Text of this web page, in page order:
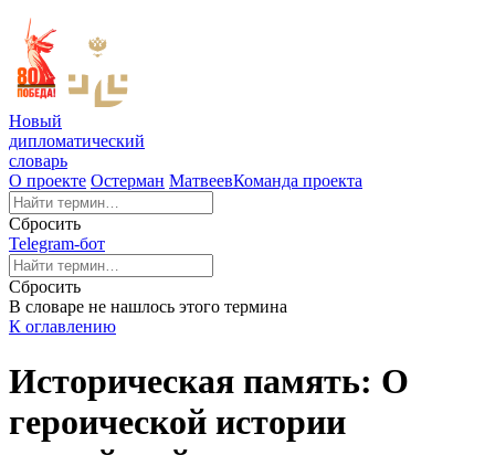
Новый
дипломатический
словарь
О проекте Остерман МатвеевКоманда проекта
Сбросить
Telegram-бот
Сбросить
В словаре не нашлось этого термина
К оглавлению
Историческая память: О
героической истории